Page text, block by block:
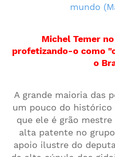
mundo
Michel Temer
profetizando-o como
o
A grande maioria das
um pouco do histórico
que ele é grão
alta patente no
apoio ilustre do